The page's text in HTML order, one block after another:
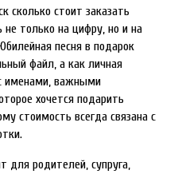
сколько стоит заказать
только на цифру, но и на
песня в подарок
файл, а как личная
именами, важными
хочется подарить
стоимость всегда связана с
для родителей, супруга,